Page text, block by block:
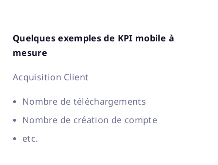
Quelques exemples de KPI mobile à
mesure
Acquisition Client
Nombre de téléchargements
Nombre de création de compte
etc.